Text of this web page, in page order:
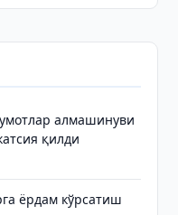
алмашинуви
қилди
ёрдам кўрсатиш